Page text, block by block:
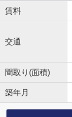
賃料
交通
間取り(面積)
築年月